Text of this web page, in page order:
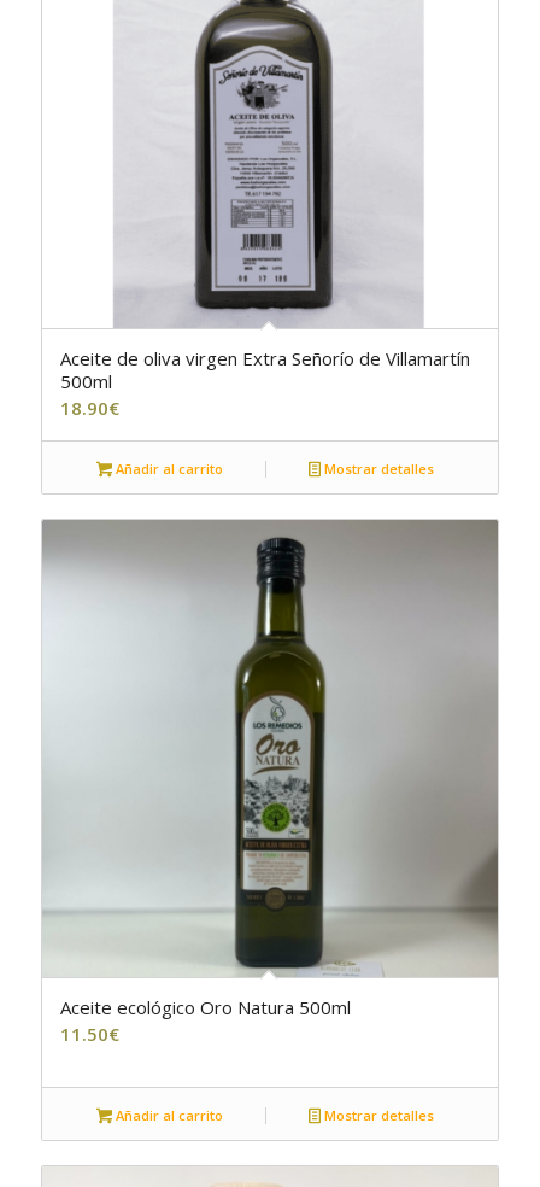
5.00
Aceite de oliva virgen Extra Señorío de Villamartín
500ml
18.90€
Añadir al carrito Mostrar detalles
Aceite ecológico Oro Natura 500ml
11.50€
Añadir al carrito Mostrar detalles